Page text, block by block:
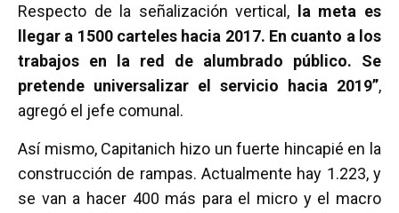
Respecto de la señalización vertical, la meta es
llegar a 1500 carteles hacia 2017. En cuanto a los
trabajos en la red de alumbrado público. Se
pretende universalizar el servicio hacia 2019”,
agregó el jefe comunal.
Así mismo, Capitanich hizo un fuerte hincapié en la
construcción de rampas. Actualmente hay 1.223, y
se van a hacer 400 más para el micro y el macro